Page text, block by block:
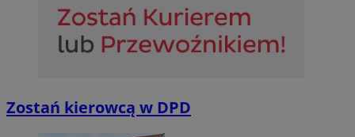
Zostań kierowcą w DPD